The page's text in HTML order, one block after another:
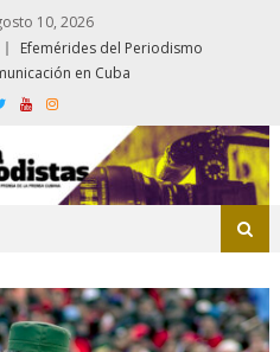
10, 2026
Efemérides del Periodismo
en Cuba